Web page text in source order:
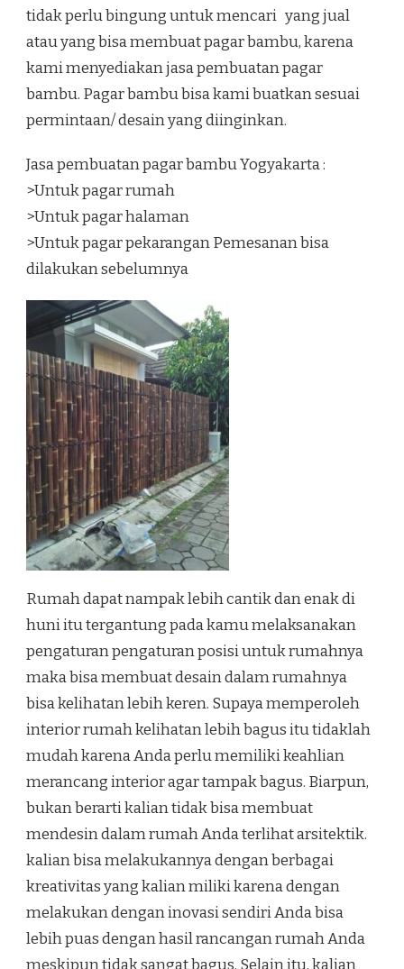
tidak perlu bingung untuk mencari yang jual
atau yang bisa membuat pagar bambu, karena
kami menyediakan jasa pembuatan pagar
bambu. Pagar bambu bisa kami buatkan sesuai
permintaan/ desain yang diinginkan.
Jasa pembuatan pagar bambu Yogyakarta :
>Untuk pagar rumah
>Untuk pagar halaman
>Untuk pagar pekarangan Pemesanan bisa
dilakukan sebelumnya
Rumah dapat nampak lebih cantik dan enak di
huni itu tergantung pada kamu melaksanakan
pengaturan pengaturan posisi untuk rumahnya
maka bisa membuat desain dalam rumahnya
bisa kelihatan lebih keren. Supaya memperoleh
interior rumah kelihatan lebih bagus itu tidaklah
mudah karena Anda perlu memiliki keahlian
merancang interior agar tampak bagus. Biarpun,
bukan berarti kalian tidak bisa membuat
mendesin dalam rumah Anda terlihat arsitektik.
kalian bisa melakukannya dengan berbagai
kreativitas yang kalian miliki karena dengan
melakukan dengan inovasi sendiri Anda bisa
lebih puas dengan hasil rancangan rumah Anda
meskipun tidak sangat bagus. Selain itu, kalian